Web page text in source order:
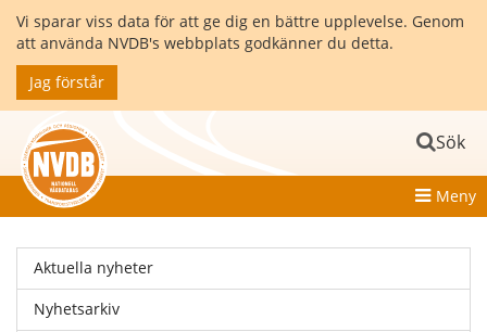
Vi sparar viss data för att ge dig en bättre upplevelse. Genom
att använda NVDB's webbplats godkänner du detta.
Jag förstår
Sök
Meny
Aktuella nyheter
Nyhetsarkiv